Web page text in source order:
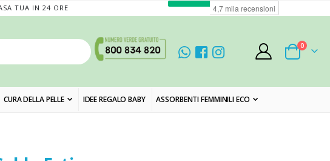
TUA IN 24 ORE
Cart
0elementi
CURA DELLA PELLE IDEE REGALO BABY ASSORBENTI FEMMINILI ECO